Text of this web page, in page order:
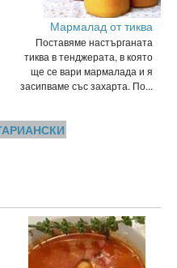
Мармалад от тиква
Поставяме настърганата
тиква в тенджерата, в която
ще се вари мармалада и я
засипваме със захарта. По...